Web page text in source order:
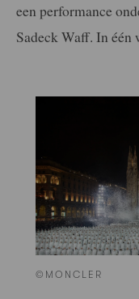
een performance
Sadeck Waff. In één
©MONCLER